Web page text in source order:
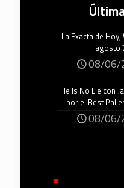
La Exacta de
agosto
08/06/
He Is No Lie con
por el Best Pal
08/06/